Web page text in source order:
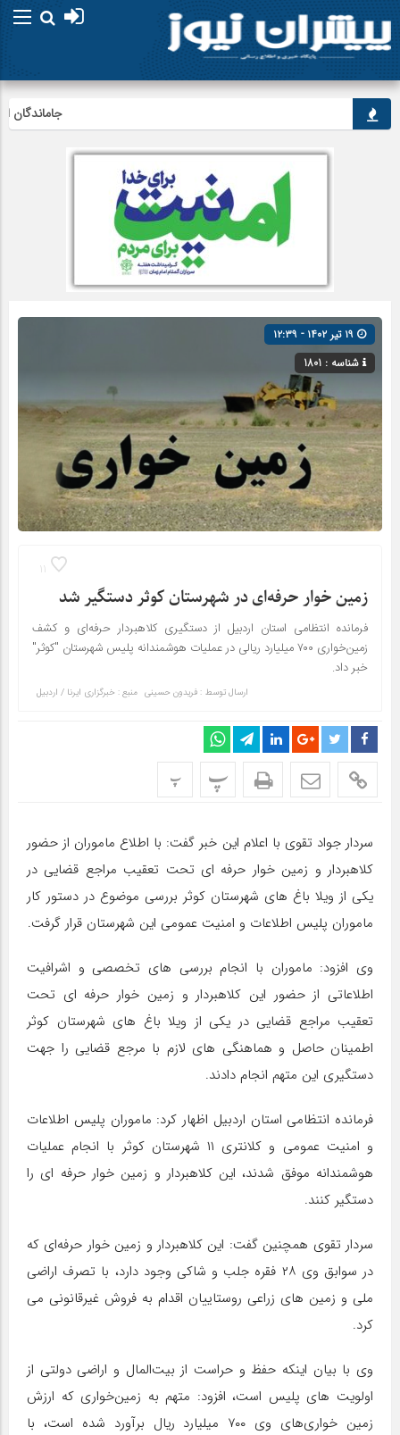
جاماندگان
شناسه : 1801
11
زمین خوار حرفه‌ای در شهرستان کوثر دستگیر شد
فرمانده انتظامی استان اردبیل از دستگیری کلاهبردار حرفه‌ای و کشف
زمین‌خواری ۷۰۰ میلیارد ریالی در عملیات هوشمندانه پلیس شهرستان "کوثر"
خبر داد.
ارسال توسط : فریدون حسینی منبع : خبرگزاری ایرنا / اردبیل
پ پ
سردار جواد تقوی با اعلام این خبر گفت: با اطلاع ماموران از حضور
کلاهبردار و زمین خوار حرفه ای تحت تعقیب مراجع قضایی در
یکی از ویلا باغ های شهرستان کوثر بررسی موضوع در دستور کار
ماموران پلیس اطلاعات و امنیت عمومی این شهرستان قرار گرفت.
وی افزود: ماموران با انجام بررسی های تخصصی و اشرافیت
اطلاعاتی از حضور این کلاهبردار و زمین خوار حرفه ای تحت
تعقیب مراجع قضایی در یکی از ویلا باغ های شهرستان کوثر
اطمینان حاصل و هماهنگی های لازم با مرجع قضایی را جهت
دستگیری این متهم انجام دادند.
فرمانده انتظامی استان اردبیل اظهار کرد: ماموران پلیس اطلاعات
و امنیت عمومی و کلانتری ۱۱ شهرستان کوثر با انجام عملیات
هوشمندانه موفق شدند، این کلاهبردار و زمین خوار حرفه ای را
دستگیر کنند.
سردار تقوی همچنین گفت: این کلاهبردار و زمین خوار حرفه‌ای که
در سوابق وی ۲۸ فقره جلب و شاکی وجود دارد، با تصرف اراضی
ملی و زمین های زراعی روستاییان اقدام به فروش غیرقانونی می
کرد.
وی با بیان اینکه حفظ و حراست از بیت‌المال و اراضی دولتی از
اولویت های پلیس است، افزود: متهم به زمین‌خواری که ارزش
زمین خواری‌های وی ۷۰۰ میلیارد ریال برآورد شده است، با